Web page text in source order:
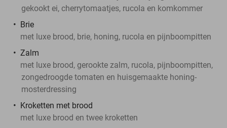
gekookt ei, cherrytomaatjes, rucola en komkommer
Brie
met luxe brood, brie, honing, rucola en pijnboompitten
Zalm
met luxe brood, gerookte zalm, rucola, pijnboompitten,
zongedroogde tomaten en huisgemaakte honing-
mosterdressing
Kroketten met brood
met luxe brood en twee kroketten